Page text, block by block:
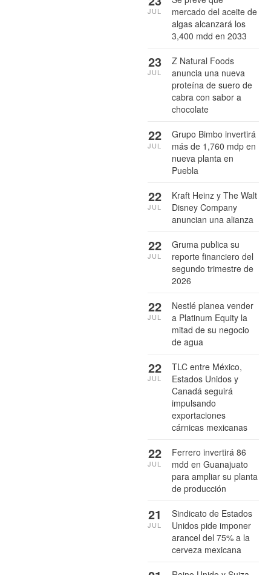
mercado del aceite de
algas alcanzará los
3,400 mdd en 2033
JUL
Z Natural Foods
anuncia una nueva
proteína de suero de
cabra con sabor a
chocolate
23
JUL
Grupo Bimbo invertirá
más de 1,760 mdp en
nueva planta en
Puebla
22
JUL
Kraft Heinz y The Walt
Disney Company
anuncian una alianza
22
JUL
Gruma publica su
reporte financiero del
segundo trimestre de
2026
22
JUL
Nestlé planea vender
a Platinum Equity la
mitad de su negocio
de agua
22
JUL
TLC entre México,
Estados Unidos y
Canadá seguirá
impulsando
exportaciones
cárnicas mexicanas
22
JUL
Ferrero invertirá 86
mdd en Guanajuato
para ampliar su planta
de producción
22
JUL
Sindicato de Estados
Unidos pide imponer
arancel del 75% a la
cerveza mexicana
21
JUL